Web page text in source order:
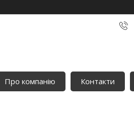
Про компанію Контакти